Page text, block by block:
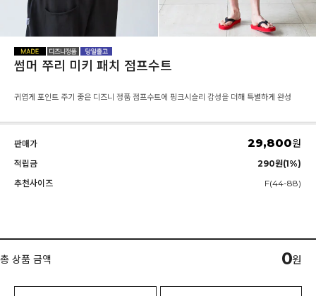
썸머 쭈리 미키 패치 점프수트
귀엽게 포인트 주기 좋은 디즈니 정품 점프수트에 핑크시슬리 감성을 더해 특별하게 완성
판매가 29,800원
적립금
290원(1%)
추천사이즈
F(44-88)
총 상품 금액 0원